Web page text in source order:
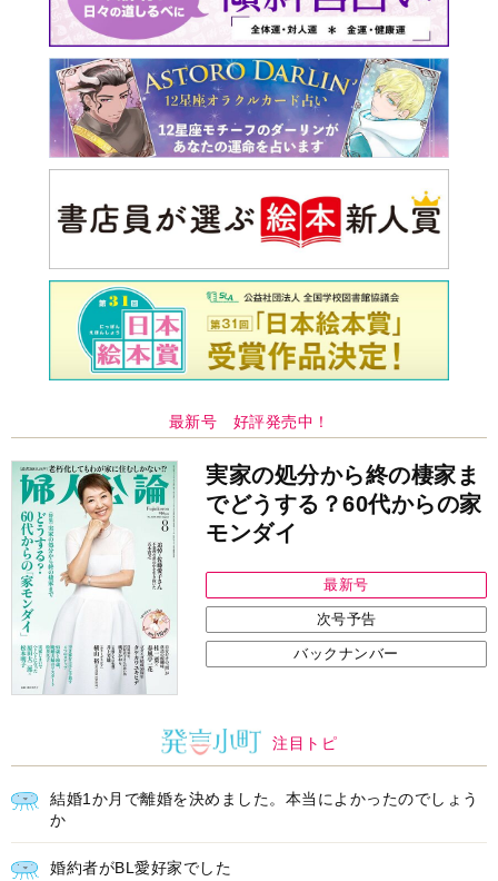
最新号 好評発売中！
実家の処分から終の棲家ま
でどうする？60代からの家
モンダイ
最新号
次号予告
バックナンバー
注目トピ
結婚1か月で離婚を決めました。本当によかったのでしょう
か
婚約者がBL愛好家でした